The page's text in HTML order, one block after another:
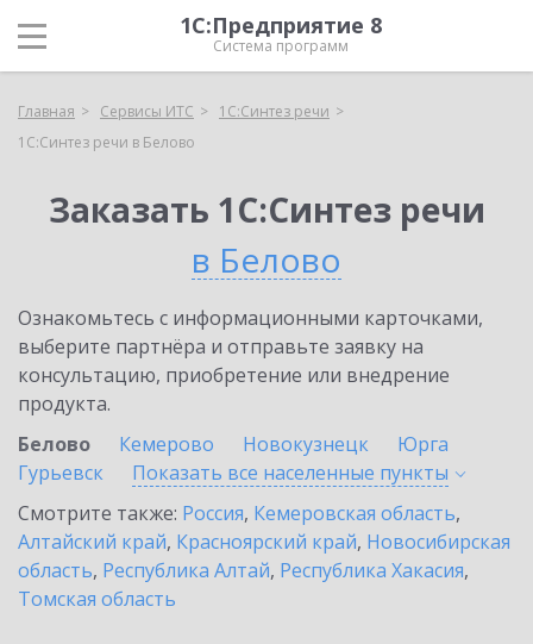
1С:Предприятие 8
Система программ
Главная Сервисы ИТС
1С:Синтез речи
1С:Синтез речи в Белово
Заказать 1С:Синтез речи
в Белово
Ознакомьтесь с информационными карточками,
выберите партнёра и отправьте заявку на
консультацию, приобретение или внедрение
продукта.
Белово
Кемерово Новокузнецк
Юрга
Гурьевск
Показать все населенные пункты
Смотрите также: Россия, Кемеровская область,
Алтайский край, Красноярский край, Новосибирская
область, Республика Алтай, Республика Хакасия,
Томская область